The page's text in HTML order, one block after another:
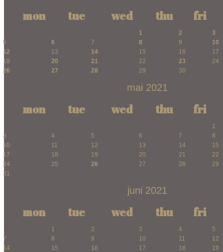
mon tue wed thu fri
1 2
3
5
6 7 8 9
10
12
13 14 15 16
17
19
20 21 22 23
24
26
27 28 29 30
mai 2021
mon tue wed thu fri
1
3
4 5 6 7
8
10
11 12 13 14
15
17
18 19 20 21
22
24
25 26 27 28
29
31
juni 2021
mon tue wed thu fri
1 2 3 4
5
7
8 9 10 11
12
14
15 16 17 18
19